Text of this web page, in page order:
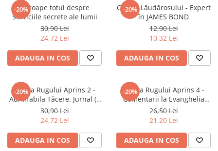
-20%
Aproape totul despre
Serviciile secrete ale lumii
30,90 Lei
24,72 Lei
ADAUGA IN COS
-20%
Ghidul Lăudărosului - Expert
în JAMES BOND
12,90 Lei
10,32 Lei
ADAUGA IN COS
-20%
Arhiva Rugului Aprins 2 -
Admirabila Tăcere. Jurnal (2
Iulie1967 - 29 Septembrie
1968)
30,90 Lei
24,72 Lei
ADAUGA IN COS
-20%
Arhiva Rugului Aprins 4 -
Comentarii la Evanghelia
după Ioan
26,50 Lei
21,20 Lei
ADAUGA IN COS